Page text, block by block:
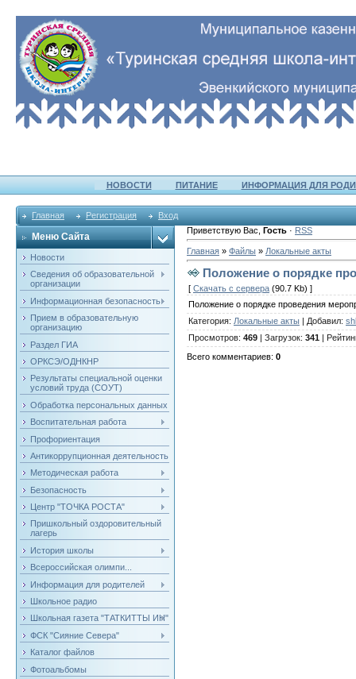
НОВОСТИ ПИТАНИЕ ИНФОРМАЦИЯ ДЛЯ
Главная Регистрация Вход
Меню Сайта
Новости
Сведения об образовательной
организации
Информационная безопасность
Прием в образовательную
организацию
Раздел ГИА
ОРКСЭ/ОДНКНР
Результаты специальной оценки
условий труда (СОУТ)
Обработка персональных данных
Воспитательная работа
Профориентация
Антикоррупционная деятельность
Методическая работа
Безопасность
Центр "ТОЧКА РОСТА"
Пришкольный оздоровительный
лагерь
История школы
Всероссийская олимпи...
Информация для родителей
Школьное радио
Школьная газета "ТАТКИТТЫ ИН"
ФСК "Сияние Севера"
Каталог файлов
Фотоальбомы
Приветствую Вас Гость · RSS
Главная » Файлы » Локальные акты
Положение о порядке
[ Скачать с сервера (90.7 Kb) ]
Положение о порядке проведения
Категория: Локальные акты Добавил:
Просмотров: 469 Загрузок: 341
Всего комментариев: 0